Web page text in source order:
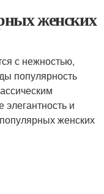
женских
с нежностью,
популярность
и
женских